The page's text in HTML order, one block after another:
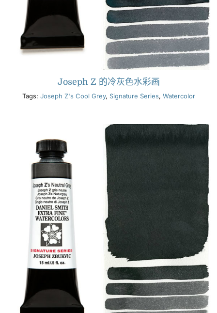
Joseph Z 的冷灰色水彩画
Tags: Joseph Z's Cool Grey, Signature Series, Watercolor